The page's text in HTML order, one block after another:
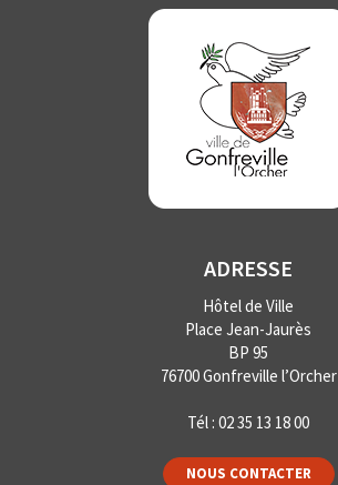
ADRESSE
Hôtel de Ville
Place Jean-Jaurès
BP 95
76700 Gonfreville l’Orcher
Tél : 02 35 13 18 00
NOUS CONTACTER